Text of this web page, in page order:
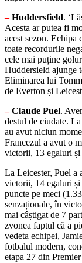
–Huddersfield.
Acesta ar putea fi
acest sezon. Echipa
toate recordurile
cele mai puține
Huddersield ajunge
Eliminarea lui
de Everton și
–Claude Puel.
destul de ciudate.
au avut niciun
Francezul a avut o
victorii, 13 egaluri
La Leicester, Puel a
victorii, 14 egaluri
puncte pe meci
senzaționale, în
mai câștigat de 7
zvonea faptul că a
vedeta echipei,
fotbalul modern,
etapa 27 din